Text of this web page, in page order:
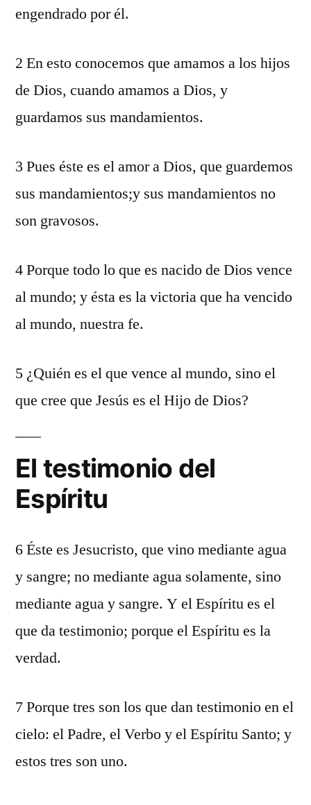
engendrado por él.
2 En esto conocemos que amamos a los hijos
de Dios, cuando amamos a Dios, y
guardamos sus mandamientos.
3 Pues éste es el amor a Dios, que guardemos
sus mandamientos;y sus mandamientos no
son gravosos.
4 Porque todo lo que es nacido de Dios vence
al mundo; y ésta es la victoria que ha vencido
al mundo, nuestra fe.
5 ¿Quién es el que vence al mundo, sino el
que cree que Jesús es el Hijo de Dios?
El testimonio del
Espíritu
6 Éste es Jesucristo, que vino mediante agua
y sangre; no mediante agua solamente, sino
mediante agua y sangre. Y el Espíritu es el
que da testimonio; porque el Espíritu es la
verdad.
7 Porque tres son los que dan testimonio en el
cielo: el Padre, el Verbo y el Espíritu Santo; y
estos tres son uno.